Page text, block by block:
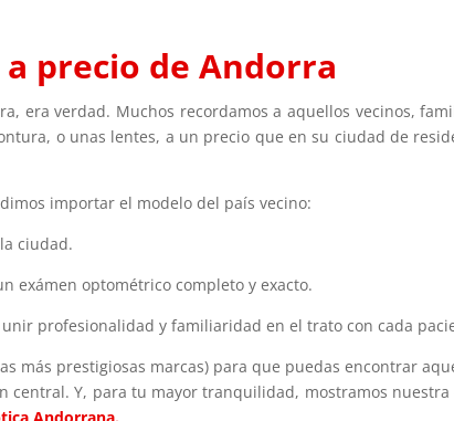
precio de Andorra
era verdad. Muchos recordamos a aquellos vecinos,
o unas lentes, a un precio que en su ciudad de
importar el modelo del país vecino:
ciudad.
exámen optométrico completo y exacto.
profesionalidad y familiaridad en el trato con cada
más prestigiosas marcas) para que puedas encontrar
central. Y, para tu mayor tranquilidad, mostramos nuestra